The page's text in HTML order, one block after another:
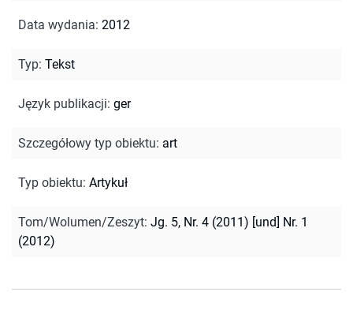
Data wydania: 2012
Typ: Tekst
Język publikacji: ger
Szczegółowy typ obiektu: art
Typ obiektu: Artykuł
Tom/Wolumen/Zeszyt: Jg. 5, Nr. 4 (2011) [und] Nr. 1
(2012)